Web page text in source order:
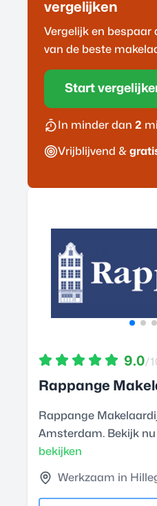
vergelijken
Vergelijk en bespaar
van de beste
Start
In minder dan 2
Vrijblijvend &
9.0/
Rappange
Rappange
Amsterdam. Bekijk
bekijken
Werkzaam in